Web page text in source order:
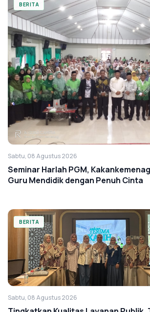
BERITA
Sabtu, 08 Agustus 2026
Seminar Harlah PGM,
Guru Mendidik dengan Penuh Cinta
BERITA
Sabtu, 08 Agustus 2026